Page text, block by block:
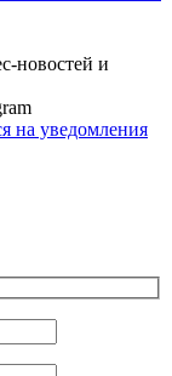
новостей и
на уведомления